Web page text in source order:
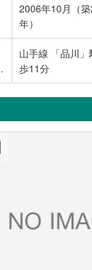
2006年10月（
年）
山手線 「品川
歩11分